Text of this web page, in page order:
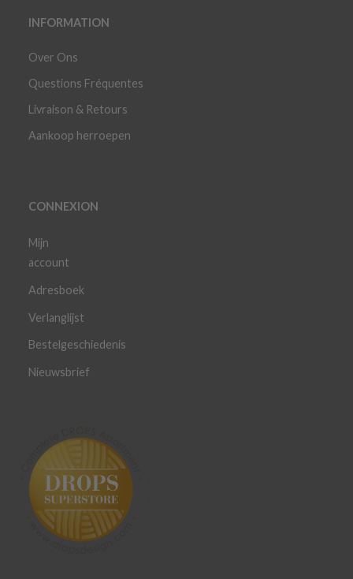
INFORMATION
Over Ons
Questions Fréquentes
Livraison & Retours
Aankoop herroepen
CONNEXION
Mijn
account
Adresboek
Verlanglijst
Bestelgeschiedenis
Nieuwsbrief